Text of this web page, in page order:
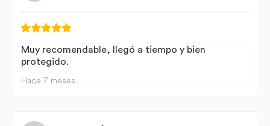
Muy recomendable, llegó a tiempo y bien
protegido.
Hace 7 meses